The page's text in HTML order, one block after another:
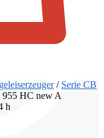
/ Serie CB
HC new A
h